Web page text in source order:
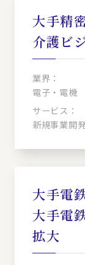
大手精
介護ビ
業界：
電子・電機
サービス：
新規事業開
大手電
大手電
拡大